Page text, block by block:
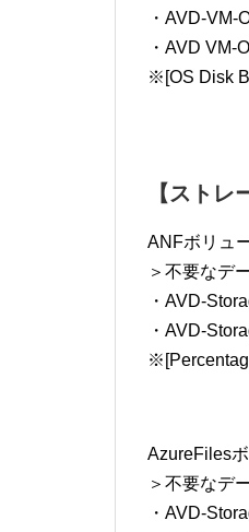
・AVD-VM-
・AVD VM-
※[OS Disk
【ストレ
ANFボリュ
＞不要なデ
・AVD-
・AVD-
AzureFiles
＞不要なデ
・AVD-